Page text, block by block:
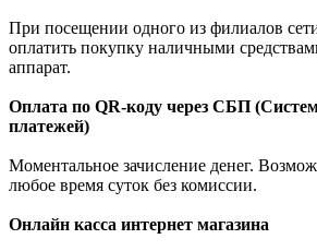
При посещении одного из филиалов
оплатить покупку наличными
аппарат.
Оплата по QR-коду через СБП
платежей)
Моментальное зачисление денег.
любое время суток без комиссии.
Онлайн касса интернет магазина